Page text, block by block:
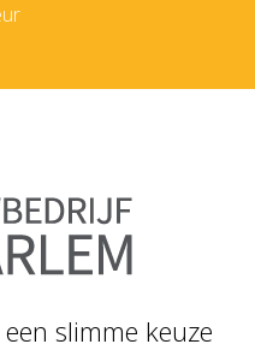
slimme keuze